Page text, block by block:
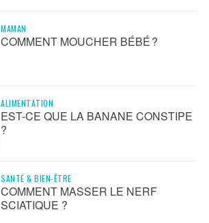
MAMAN
COMMENT MOUCHER BÉBÉ ?
ALIMENTATION
EST-CE QUE LA BANANE CONSTIPE
?
SANTÉ & BIEN-ÊTRE
COMMENT MASSER LE NERF
SCIATIQUE ?